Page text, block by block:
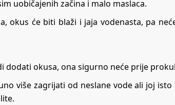
uobičajenih začina i malo maslaca.
okus će biti blaži i jaja vodenasta, pa
dodati okusa, ona sigurno neće prije
više zagrijati od neslane vode ali joj